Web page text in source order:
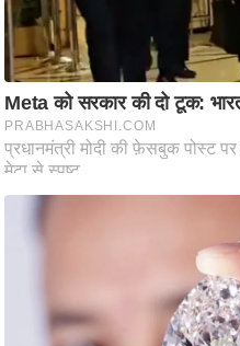
g
e
w
s
ला
स्टा